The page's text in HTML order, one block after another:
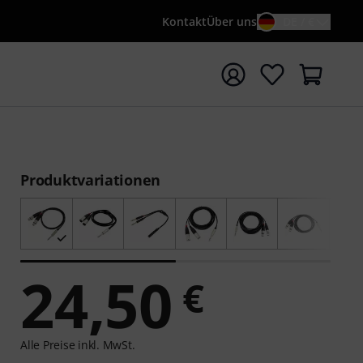
KontaktÜber uns
mit Suchwort {searchTerm} starten
Produktvariationen
24,50 €
Alle Preise inkl. MwSt.